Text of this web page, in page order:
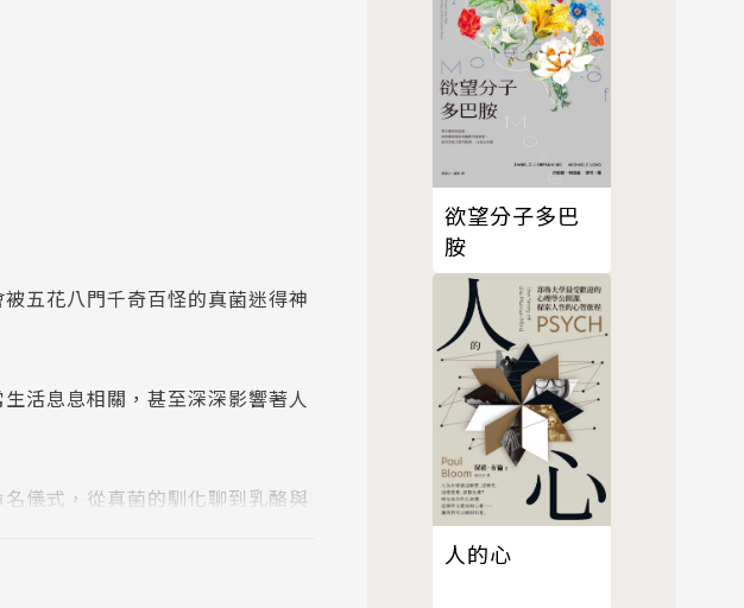
五花八門千奇百怪的真菌迷得神
活息息相關，甚至深深影響著人
儀式，從真菌的馴化聊到乳酪與
的精采內幕，保證讓你愛上這種
欲望分子多巴
胺
人的心